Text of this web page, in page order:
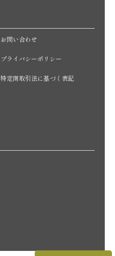
お問い合わせ
プライバシーポリシー
特定商取引法に基づく表記